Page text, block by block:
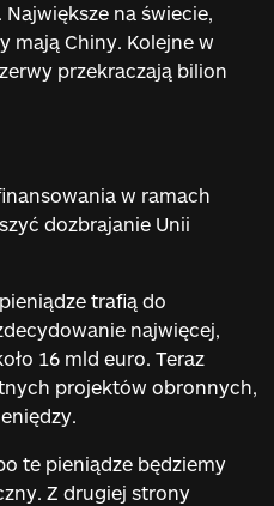
na świecie,
mają Chiny. Kolejne w
przekraczają bilion
w ramach
dozbrajanie Unii
trafią do
najwięcej,
16 mld euro. Teraz
projektów obronnych,
te pieniądze będziemy
Z drugiej strony